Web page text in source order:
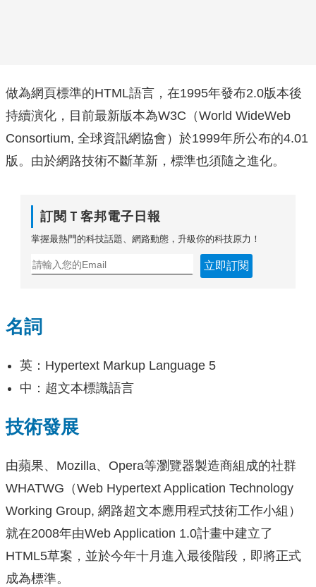
做為網頁標準的HTML語言，在1995年發布2.0版本後
持續演化，目前最新版本為W3C（World WideWeb
Consortium, 全球資訊網協會）於1999年所公布的4.01
版。由於網路技術不斷革新，標準也須隨之進化。
訂閱Ｔ客邦電子日報
掌握最熱門的科技話題、網路動態，升級你的科技原力！
立即訂閱
名詞
英：Hypertext Markup Language 5
中：超文本標識語言
技術發展
由蘋果、Mozilla、Opera等瀏覽器製造商組成的社群
WHATWG（Web Hypertext Application Technology
Working Group, 網路超文本應用程式技術工作小組）
就在2008年由Web Application 1.0計畫中建立了
HTML5草案，並於今年十月進入最後階段，即將正式
成為標準。